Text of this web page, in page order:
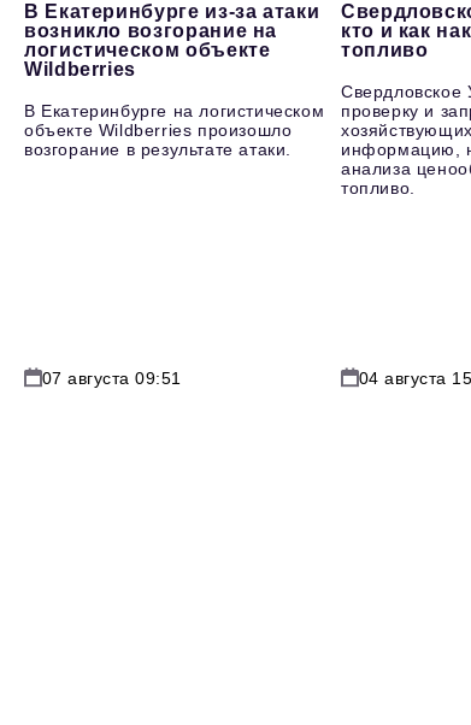
В Екатеринбурге из-за атаки
возникло возгорание на
логистическом объекте
Wildberries
В Екатеринбурге на логистическом
объекте Wildberries произошло
возгорание в результате атаки.
07 августа 09:51
кто и как
топливо
Свердловское
проверку и
информацию,
анализа
топливо.
04 августа